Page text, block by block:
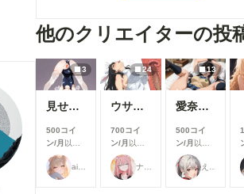
枚数、絵の解像度などは今後変わっていく可
あります。 色々と模索しながら更新してい
他のクリエイターの投
3
見せてくれる女の子
500コイ
ン/月 以上
支援すると
見ることが
できます
ailovepui
24
ウサギ耳とか
700コイ
ン/月 以上
支援すると
見ることが
できます
ナフリジェ
13
愛奈 変態先輩とラブラブ S-517
500コイ
ン/月 以上
支援すると
見ることが
できます
えるがるむ